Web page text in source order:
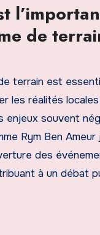
de
terrain est
les réalités
enjeux souvent
Rym Ben
des
à un débat